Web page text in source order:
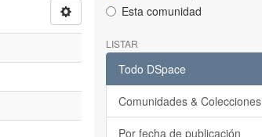
Esta comunidad
LISTAR
Todo DSpace
Comunidades & Colecciones
Por fecha de publicación